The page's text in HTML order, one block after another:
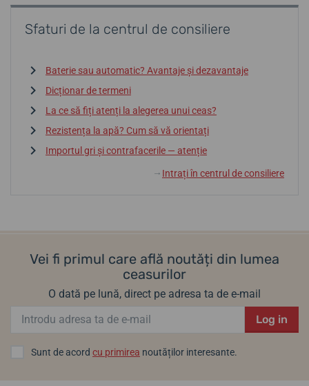
Sfaturi de la centrul de consiliere
Baterie sau automatic? Avantaje și dezavantaje
Dicționar de termeni
La ce să fiți atenți la alegerea unui ceas?
Rezistența la apă? Cum să vă orientați
Importul gri și contrafacerile — atenție
↓ Intrați în centrul de consiliere
Vei fi primul care află noutăți din lumea
ceasurilor
O dată pe lună, direct pe adresa ta de e-mail
Log in
Sunt de acord cu primirea noutăților interesante.